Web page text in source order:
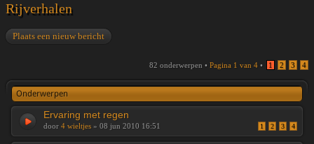
Rijverhalen
Plaats een nieuw bericht
82 onderwerpen • Pagina 1 van 4 • 1 2 3 4
Onderwerpen
Ervaring met regen
1 2 3 4
door 4 wieltjes » 08 jun 2010 16:51